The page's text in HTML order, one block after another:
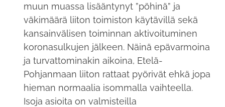
muun muassa lisääntynyt ”pöhinä” ja
väkimäärä liiton toimiston käytävillä sekä
kansainvälisen toiminnan aktivoituminen
koronasulkujen jälkeen. Näinä epävarmoina
ja turvattominakin aikoina, Etelä-
Pohjanmaan liiton rattaat pyörivät ehkä jopa
hieman normaalia isommalla vaihteella.
Isoja asioita on valmisteilla